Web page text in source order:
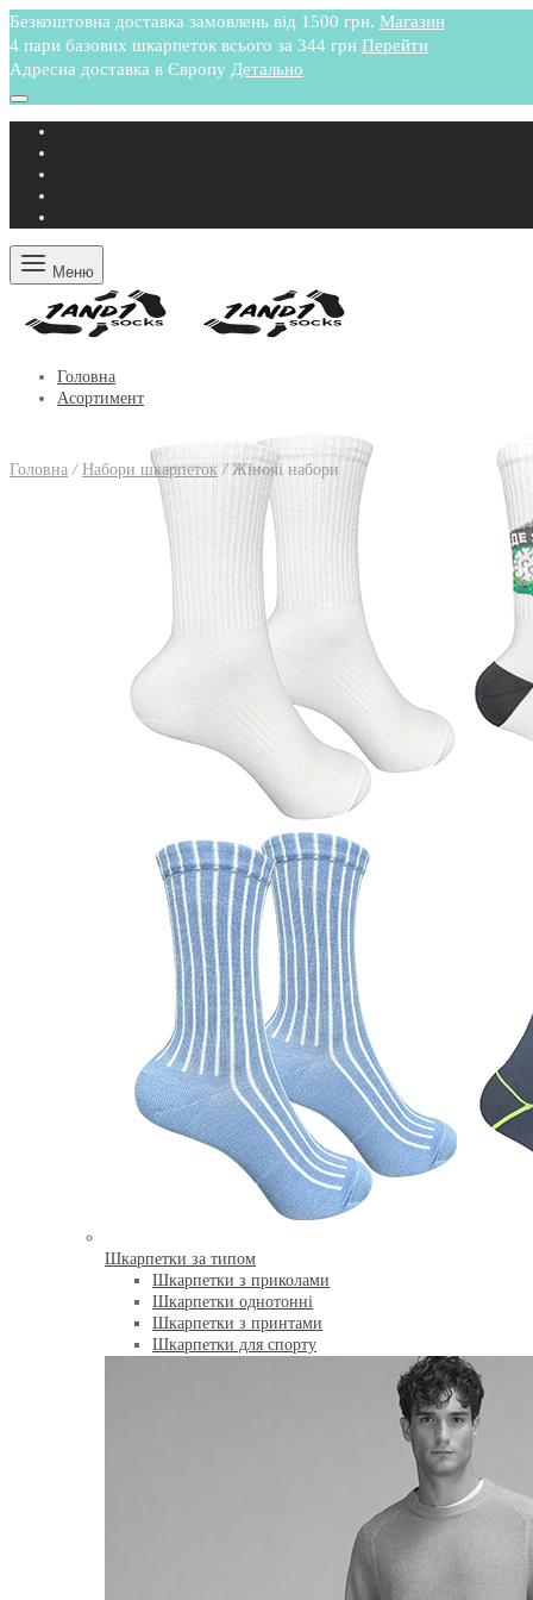
Безкоштовна доставка замовлень від 1500 грн. Магазин
4 пари базових шкарпеток всього за 344 грн Перейти
Адресна доставка в Європу Детально
Меню
Головна
Асортимент
Шкарпетки за типом
Шкарпетки з приколами
Шкарпетки однотонні
Шкарпетки з принтами
Шкарпетки для спорту
Головна / Набори шкарпеток /Жіночі набори